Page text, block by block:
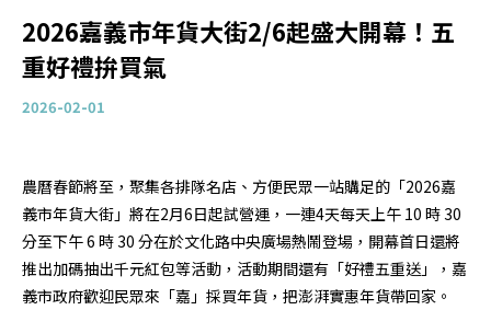
2026嘉義市年貨大街2/6起盛大開幕！五
重好禮拚買氣
2026-02-01
農曆春節將至，聚集各排隊名店、方便民眾一站購足的「2026嘉
義市年貨大街」將在2月6日起試營運，一連4天每天上午 10 時 30
分至下午 6 時 30 分在於文化路中央廣場熱鬧登場，開幕首日還將
推出加碼抽出千元紅包等活動，活動期間還有「好禮五重送」，嘉
義市政府歡迎民眾來「嘉」採買年貨，把澎湃實惠年貨帶回家。